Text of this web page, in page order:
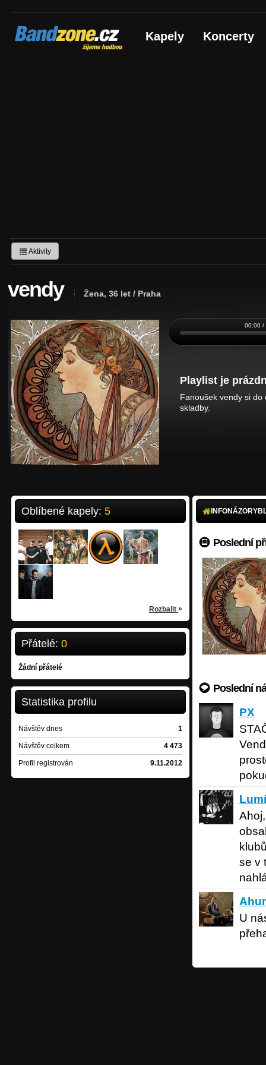
Bandzone.cz
žijeme hudbou Kapely Koncerty
Aktivity
vendy Žena, 36 let / Praha
00:00 /
Playlist je
Fanoušek vendy si
skladby.
Oblíbené kapely: 5
Skywalker
post hardcore/Praha
Rattle Bucket
rock/Brno
Crystal Kidz
heavy-rap
Praha - Butovice
WWW Neurobeat
experimental-electronica/
Rozbalit »
Přátelé: 0
Žádní přátelé
Statistika profilu
Návštěv dnes 1
Návštěv celkem 4 473
Profil registrován 9.11.2012
INFONÁZORY
Poslední
Poslední
PX43 let
PX
Lumík
se v
U